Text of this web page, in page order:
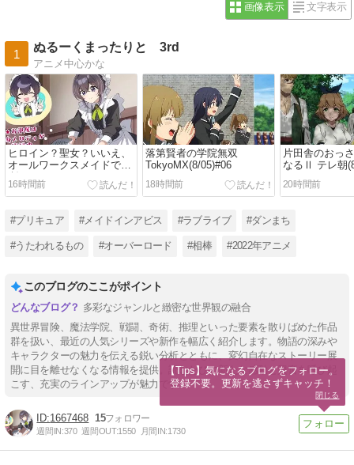
画像表示 文字表示
1
ぬるーくまったりと 3rd
アニメ中心かな
ヒロイン？聖女？いいえ、
オールワークスメイドです
(誇)! TokyoMX(8/05)#06
16時間前
落第賢者の学院無双
TokyoMX(8/05)#06
18時間前
片田舎のおっ
なるⅡ テレ朝
20時間前
#プリキュア #メイドインアビス #ラブライブ #ダンまち
#うたわれるもの #オーバーロード #相棒 #2022年アニメ
このブログのここがポイント
多彩なジャンルと緻密な世界観の融合
異世界冒険、魔法学院、戦闘、奇術、推理といった要素を散りばめた作品
群を扱い、最近の人気シリーズや新作を幅広く紹介します。物語の深みや
キャラクターの魅力を伝える鋭い分析とともに、変幻自在なストーリー展
開に目を離せなくなる情報を提供。読むたびに新たな感動と興奮を呼び起
こす、充実のラインアップが魅力です。
1667468 15
週間IN:370 週間OUT:1550 月間IN:1730
【Tips】気になるブログをフォロー。
登録不要。更新を逃さずキャッチ！
閉じる